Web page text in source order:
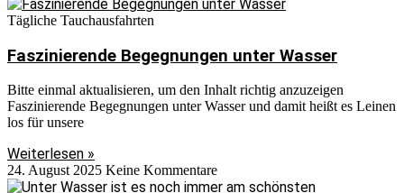
Tägliche Tauchausfahrten
Faszinierende Begegnungen unter Wasser
Bitte einmal aktualisieren, um den Inhalt richtig anzuzeigen
Faszinierende Begegnungen unter Wasser und damit heißt es Leinen
los für unsere
Weiterlesen »
24. August 2025 Keine Kommentare